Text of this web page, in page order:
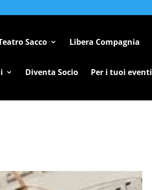
Sacco Libera Compagnia
Diventa Socio Per i tuoi eventi